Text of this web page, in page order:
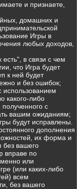
и признаете,
домашних и
Игры в
любых доходов,
в связи с чем
что Игра будет
к ней будет
и без ошибок;
использованием
какого-либо
с
вашим ожиданиям;
будут исправлены.
дополнения
их форма и
без вашего
вправе по
или
(или каких-либо
всем
без вашего